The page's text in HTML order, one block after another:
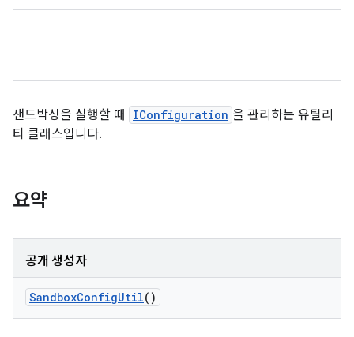
샌드박싱을 실행할 때 IConfiguration 을 관리하는 유틸리
티 클래스입니다.
요약
공개 생성자
SandboxConfigUtil()